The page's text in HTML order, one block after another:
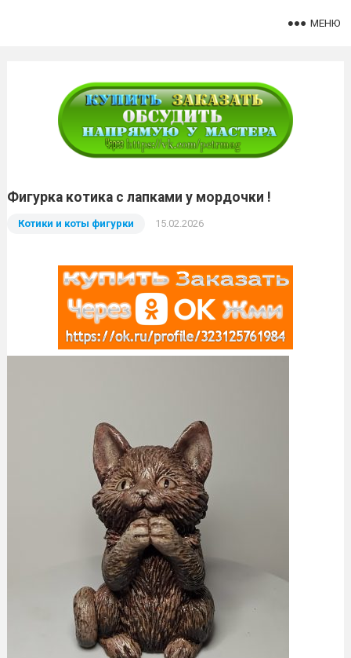
МЕНЮ
Фигурка котика с лапками у мордочки !
Котики и коты фигурки 15.02.2026